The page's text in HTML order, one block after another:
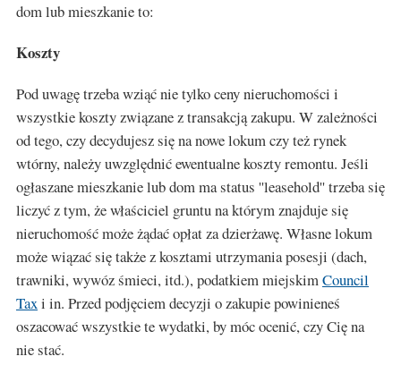
dom lub mieszkanie to:
Koszty
Pod uwagę trzeba wziąć nie tylko ceny nieruchomości i
wszystkie koszty związane z transakcją zakupu. W zależności
od tego, czy decydujesz się na nowe lokum czy też rynek
wtórny, należy uwzględnić ewentualne koszty remontu. Jeśli
ogłaszane mieszkanie lub dom ma status ''leasehold'' trzeba się
liczyć z tym, że właściciel gruntu na którym znajduje się
nieruchomość może żądać opłat za dzierżawę. Własne lokum
może wiązać się także z kosztami utrzymania posesji (dach,
trawniki, wywóz śmieci, itd.), podatkiem miejskimCouncil
Taxi in. Przed podjęciem decyzji o zakupie powinieneś
oszacować wszystkie te wydatki, by móc ocenić, czy Cię na
nie stać.